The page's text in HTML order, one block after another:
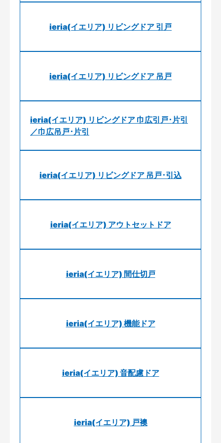
ieria(イエリア) リビングドア 引戸
ieria(イエリア) リビングドア 吊戸
ieria(イエリア) リビングドア 巾広引戸･片引
／巾広吊戸･片引
ieria(イエリア) リビングドア 吊戸･引込
ieria(イエリア) アウトセットドア
ieria(イエリア) 間仕切戸
ieria(イエリア) 機能ドア
ieria(イエリア) 音配慮ドア
ieria(イエリア) 戸襖